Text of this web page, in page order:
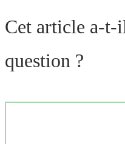
Cet article a-t-
question ?